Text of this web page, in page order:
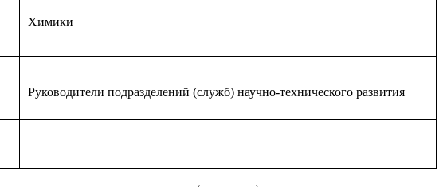
Химики
Руководители подразделений (служб) научно-технического развития